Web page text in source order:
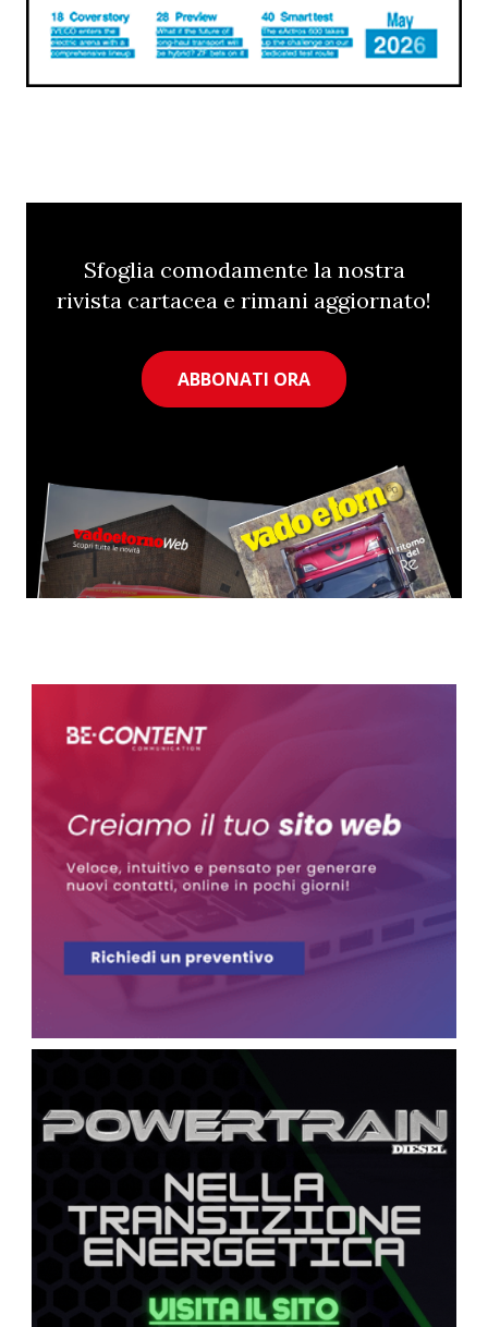
Sfoglia comodamente la nostra
rivista cartacea e rimani aggiornato!
ABBONATI ORA